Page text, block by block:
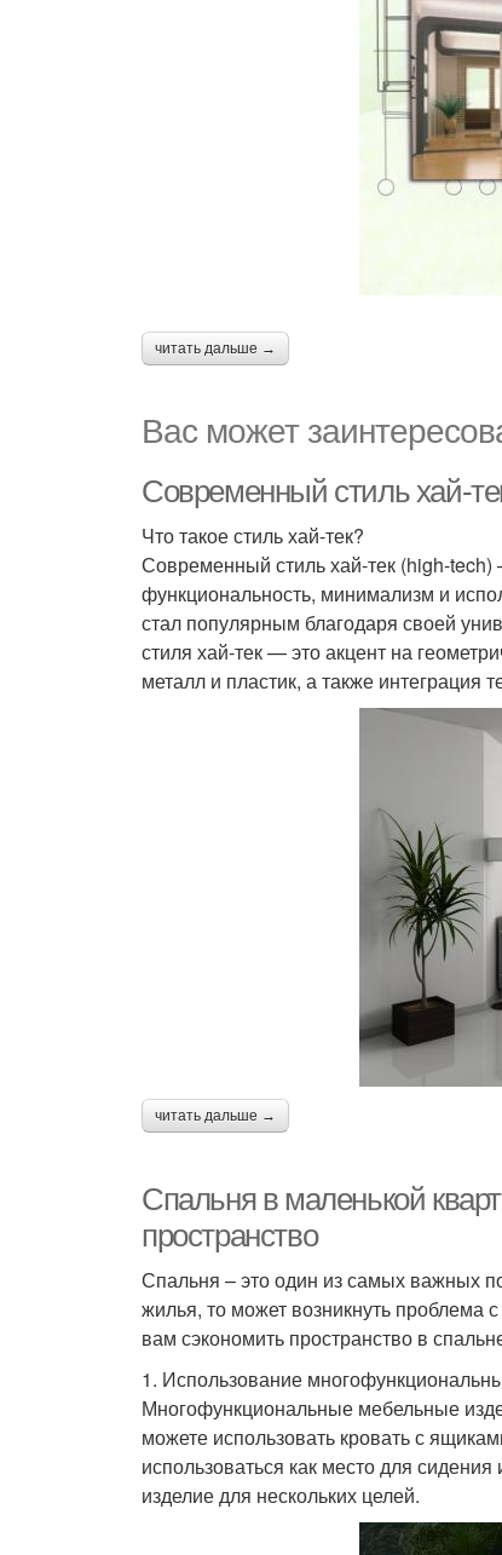
читать дальше →
Вас может
Современный стиль хай-
Что такое стиль хай-тек?
Современный стиль хай-тек (high-tech)
функциональность, минимализм и
стал популярным благодаря своей
стиля хай-тек — это акцент на
металл и пластик, а также интеграция
читать дальше →
Спальня в маленькой
пространство
Спальня – это один из самых важных
жилья, то может возникнуть проблема
вам сэкономить пространство в
1. Использование
Многофункциональные мебельные
можете использовать кровать с
использоваться как место для
изделие для нескольких целей.